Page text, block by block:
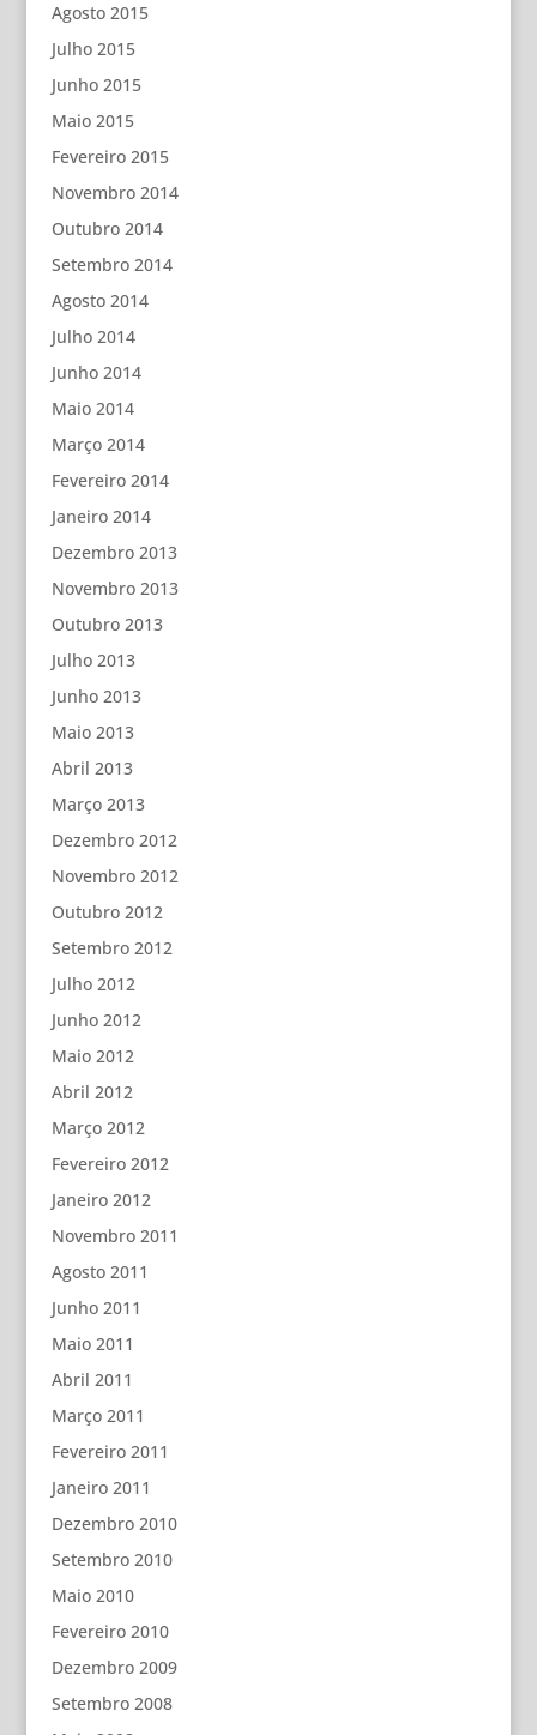
Agosto 2015
Julho 2015
Junho 2015
Maio 2015
Fevereiro 2015
Novembro 2014
Outubro 2014
Setembro 2014
Agosto 2014
Julho 2014
Junho 2014
Maio 2014
Março 2014
Fevereiro 2014
Janeiro 2014
Dezembro 2013
Novembro 2013
Outubro 2013
Julho 2013
Junho 2013
Maio 2013
Abril 2013
Março 2013
Dezembro 2012
Novembro 2012
Outubro 2012
Setembro 2012
Julho 2012
Junho 2012
Maio 2012
Abril 2012
Março 2012
Fevereiro 2012
Janeiro 2012
Novembro 2011
Agosto 2011
Junho 2011
Maio 2011
Abril 2011
Março 2011
Fevereiro 2011
Janeiro 2011
Dezembro 2010
Setembro 2010
Maio 2010
Fevereiro 2010
Dezembro 2009
Setembro 2008